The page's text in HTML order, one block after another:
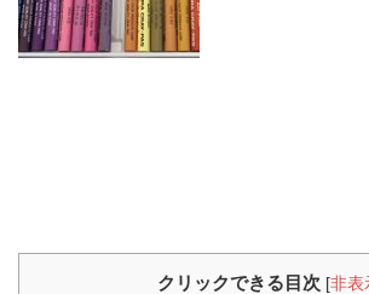
クリックできる目次 [非表